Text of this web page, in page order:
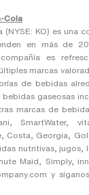
Cola
(NYSE: KO) es una
en más de
es
marcas
de bebidas
gaseosas
marcas de
SmartWater,
Costa, Georgia,
nutritivas, jugos,
Maid, Simply,
y